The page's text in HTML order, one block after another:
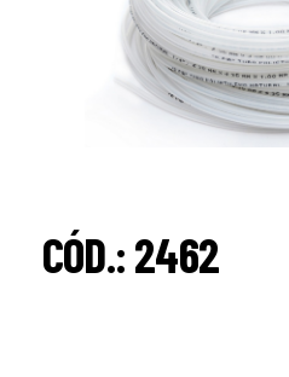
CÓD.: 2462